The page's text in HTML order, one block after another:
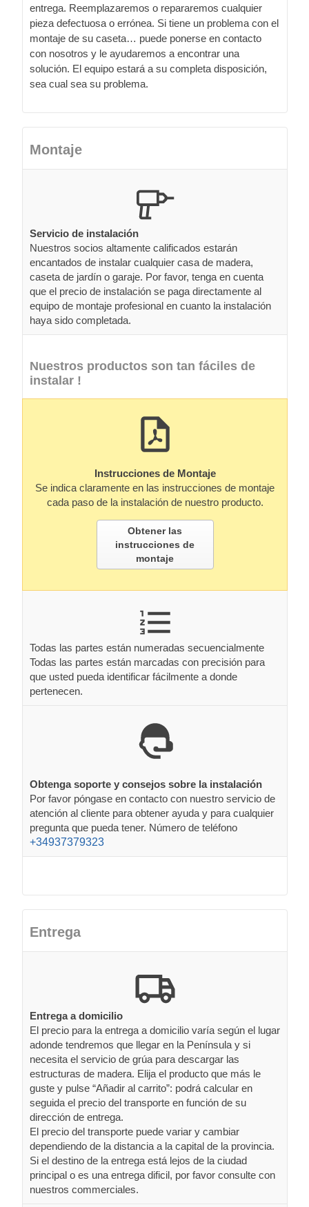
entrega. Reemplazaremos o repararemos cualquier
pieza defectuosa o errónea. Si tiene un problema con el
montaje de su caseta… puede ponerse en contacto
con nosotros y le ayudaremos a encontrar una
solución. El equipo estará a su completa disposición,
sea cual sea su problema.
Montaje
Servicio de instalación
Nuestros socios altamente calificados estarán
encantados de instalar cualquier casa de madera,
caseta de jardín o garaje. Por favor, tenga en cuenta
que el precio de instalación se paga directamente al
equipo de montaje profesional en cuanto la instalación
haya sido completada.
Nuestros productos son tan fáciles de
instalar !
Instrucciones de Montaje
Se indica claramente en las instrucciones de montaje
cada paso de la instalación de nuestro producto.
Obtener las
instrucciones de
montaje
Todas las partes están numeradas secuencialmente
Todas las partes están marcadas con precisión para
que usted pueda identificar fácilmente a donde
pertenecen.
Obtenga soporte y consejos sobre la instalación
Por favor póngase en contacto con nuestro servicio de
atención al cliente para obtener ayuda y para cualquier
pregunta que pueda tener. Número de teléfono
+34937379323
Entrega
Entrega a domicilio
El precio para la entrega a domicilio varía según el lugar
adonde tendremos que llegar en la Península y si
necesita el servicio de grúa para descargar las
estructuras de madera. Elija el producto que más le
guste y pulse “Añadir al carrito”: podrá calcular en
seguida el precio del transporte en función de su
dirección de entrega.
El precio del transporte puede variar y cambiar
dependiendo de la distancia a la capital de la provincia.
Si el destino de la entrega está lejos de la ciudad
principal o es una entrega dificil, por favor consulte con
nuestros commerciales.